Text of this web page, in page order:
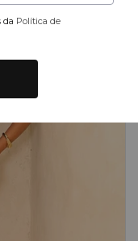
da Política de